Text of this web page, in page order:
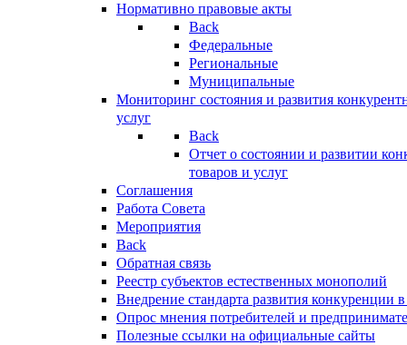
Нормативно правовые акты
Back
Федеральные
Региональные
Муниципальные
Мониторинг состояния и развития
услуг
Back
Отчет о состоянии и развитии
товаров и услуг
Соглашения
Работа Совета
Мероприятия
Back
Обратная связь
Реестр субъектов естественных монополий
Внедрение стандарта развития конкуренции
Опрос мнения потребителей и
Полезные ссылки на официальные сайты